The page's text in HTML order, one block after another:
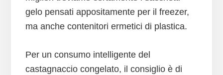
gelo pensati appositamente per il freezer,
ma anche contenitori ermetici di plastica.
Per un consumo intelligente del
castagnaccio congelato, il consiglio è di